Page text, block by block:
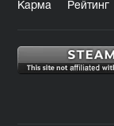
Карма Рейтинг